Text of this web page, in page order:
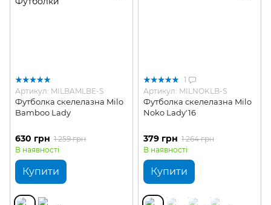
Артикул: MILBAMLBE-S
Футболка скелелазна Milo
Bamboo Lady
630 грн 1 259 грн
В наявності
Купити
1
Артикул: MILNOKLB-S
Футболка скелелазна Milo
Noko Lady'16
379 грн 1 264 грн
В наявності
Купити